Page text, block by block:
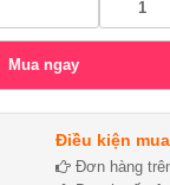
Điều kiện
Đơn hàng